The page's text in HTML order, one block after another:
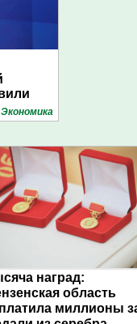
Экономика
наград:
область
миллионы